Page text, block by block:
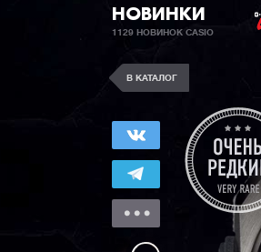
НОВИНКИ
1129 НОВИНОК CASIO
В КАТАЛОГ